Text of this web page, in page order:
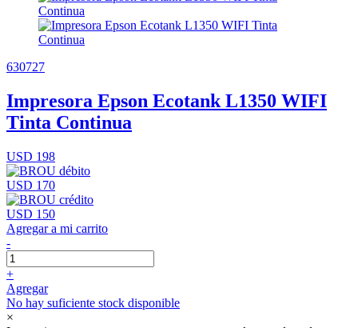
630727
Impresora Epson Ecotank L1350 WIFI
Tinta Continua
USD 198
USD 170
USD 150
Agregar a mi carrito
-
+
Agregar
No hay suficiente stock disponible
×